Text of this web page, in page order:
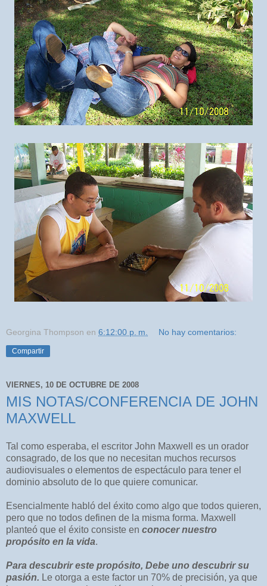
Georgina Thompson en 6:12:00 p. m. No hay comentarios:
Compartir
VIERNES, 10 DE OCTUBRE DE 2008
MIS NOTAS/CONFERENCIA DE JOHN
MAXWELL
Tal como esperaba, el escritor John Maxwell es un orador
consagrado, de los que no necesitan muchos recursos
audiovisuales o elementos de espectáculo para tener el
dominio absoluto de lo que quiere comunicar.
Esencialmente habló del éxito como algo que todos quieren,
pero que no todos definen de la misma forma. Maxwell
planteó que el éxito consiste en conocer nuestro
propósito en la vida.
Para descubrir este propósito, Debe uno descubrir su
pasión. Le otorga a este factor un 70% de precisión, ya que